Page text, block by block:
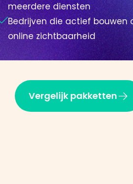
meerdere diensten
Bedrijven die actief bouwen
online zichtbaarheid
Vergelijk pakketten